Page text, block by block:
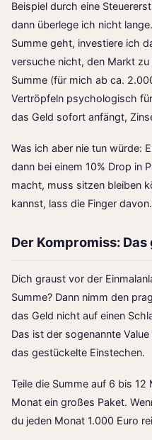
Beispiel durch eine
dann überlege ich nicht
Summe geht, investiere ich
versuche nicht, den Markt
Summe (für mich ab ca.
Vertröpfeln psychologisch
das Geld sofort anfängt,
Was ich aber nie tun würde:
dann bei einem 10% Drop in
macht, muss sitzen bleiben
kannst, lass die Finger davon.
Der Kompromiss:
Dich graust vor der
Summe? Dann nimm den
das Geld nicht auf einen
Das ist der sogenannte
das gestückelte Einstechen.
Teile die Summe auf 6 bis
Monat ein großes Paket.
du jeden Monat 1.000 Euro